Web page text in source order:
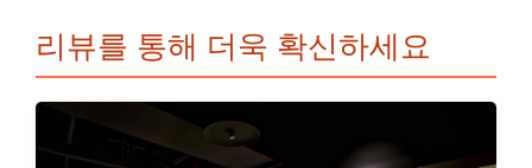
리뷰를 통해 더욱 확신하세요